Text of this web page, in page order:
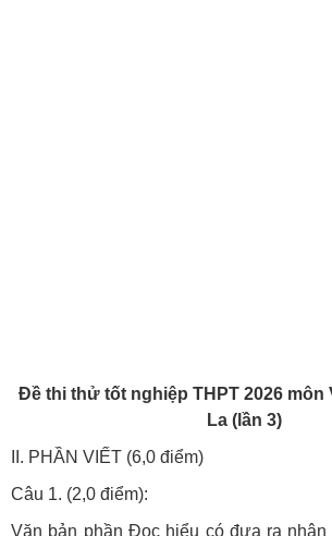
Đề thi thử tốt nghiệp THPT 2026 môn
La (lần 3)
II. PHẦN VIẾT (6,0 điểm)
Câu 1. (2,0 điểm):
Văn bản phần Đọc hiểu có đưa ra nhận